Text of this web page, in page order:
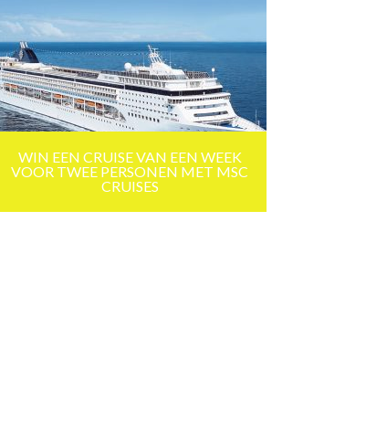
WIN EEN CRUISE VAN EEN WEEK
VOOR TWEE PERSONEN MET MSC
CRUISES